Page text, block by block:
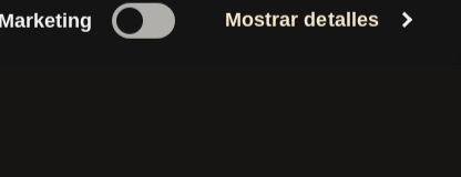
Marketing Mostrar detalles